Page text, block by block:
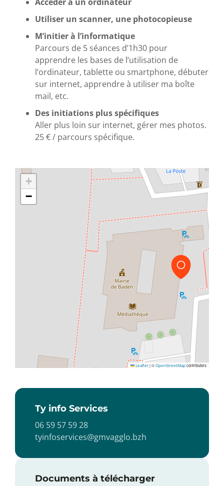
Utiliser un scanner, une photocopieuse
M’initier à l’informatique
Parcours de 5 séances d’1h30 pour
apprendre les bases de l’utilisation de
l’ordinateur, tablette ou smartphone, débuter
sur internet, apprendre à utiliser ma boîte
mail, etc.
Des initiations plus spécifiques
Aller plus loin sur internet, gérer mes photos.
25 € / parcours spécifique.
+
−
Leaflet|©OpenStreetMapcontributors
Ty info Services
06 59 57 59 28
tyinfoservices@gmvagglo.bzh
Documents à télécharger